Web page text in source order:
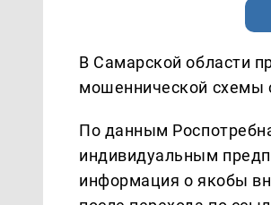
В Самарской области
мошеннической схемы
По данным
индивидуальным
информация о якобы